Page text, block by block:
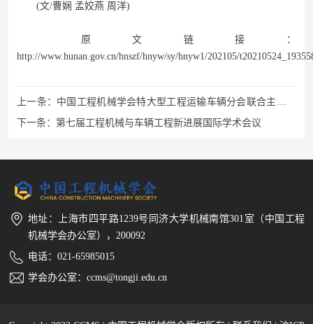
(文/曹娴 孟姣燕 周洋)
原文链接：
http://www.hunan.gov.cn/hnszf/hnyw/sy/hnyw1/202105/
上一条： 中国工程机械学会特大型工程运输车辆分会联合主办的
第23届流体动力与机电控制工程国际学术会议顺利召开
下一条： 第七届工程机械与车辆工程新进展国际学术会议
地址：上海市四平路1239号同济大学机械南馆301室（中国工程
机械学会办公室），200092
电话：021-65985015
学会办公室：ccms@tongji.edu.cn